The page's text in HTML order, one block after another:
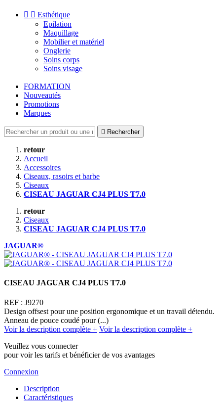
  Esthétique
Epilation
Maquillage
Mobilier et matériel
Onglerie
Soins corps
Soins visage
FORMATION
Nouveautés
Promotions
Marques
 Rechercher
retour
Accueil
Accessoires
Ciseaux, rasoirs et barbe
Ciseaux
CISEAU JAGUAR CJ4 PLUS T7.0
retour
Ciseaux
CISEAU JAGUAR CJ4 PLUS T7.0
JAGUAR®
CISEAU JAGUAR CJ4 PLUS T7.0
REF : J9270
Design offsest pour une position ergonomique et un travail détendu.
Anneau de pouce coudé pour (...)
Voir la description complète + Voir la description complète +
Veuillez vous connecter
pour voir les tarifs et bénéficier de vos avantages
Connexion
Description
Caractéristiques